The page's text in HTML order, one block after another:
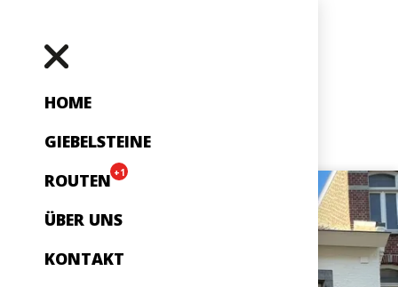
HOME
GIEBELSTEINE
ROUTEN +1
ÜBER UNS
KONTAKT